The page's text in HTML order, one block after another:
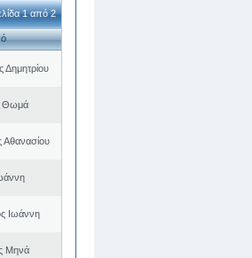
1 από 2
Δημητρίου
Θωμά
Αθανασίου
Ιωάννη
Μηνά